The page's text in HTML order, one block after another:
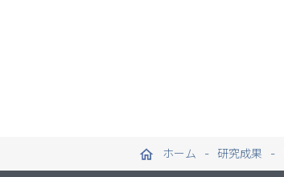
ホーム 研究成果